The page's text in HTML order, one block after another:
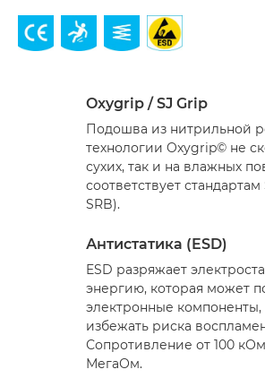
Oxygrip / SJ Grip
Подошва из нитрильной
технологии Oxygrip© не
сухих, так и на влажных
соответствует стандартам
SRB).
Антистатика (ESD)
ESD разряжает
энергию, которая может
электронные компоненты,
избежать риска
Сопротивление от 100
МегаОм.